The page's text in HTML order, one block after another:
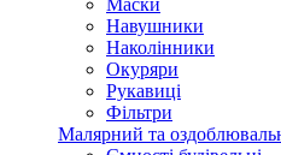
Маски
Навушники
Наколінники
Окуряри
Рукавиці
Фільтри
Малярний та